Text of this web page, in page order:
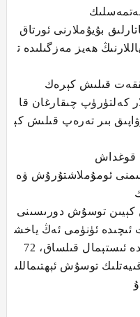
بۇيۇملارنى ئورتاق
ھەيز مەزگىلىدە ت
قىلىش كېرەك
كەلتۈرۈپ چىقارغان قا
بىر تەرەپ قىلىش كې
قوغداش
ئومۇملاشتۇرۇش ۋە
كېيىن توسۇش دورىسىنى
كېرەك 2 سائەت ئىچىدە ئۈنۈمى ئەڭ ياخش
ى ئەڭ ياخشىسى 24 سائەت ئىچىدە ئىستېمال قىلساق، 72
توسۇش ئېھتىماللى